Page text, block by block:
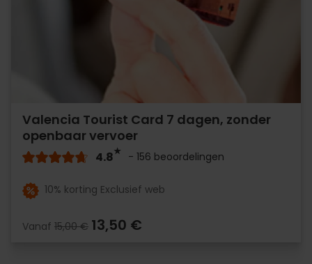
Valencia Tourist Card 7 dagen, zonder
openbaar vervoer
4.8 - 156 beoordelingen
10% korting Exclusief web
Vanaf 15,00 € 13,50 €